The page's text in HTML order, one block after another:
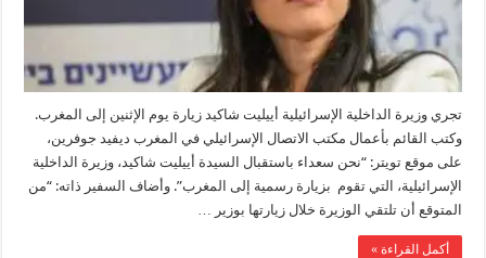
تجري وزيرة الداخلية الإسرائيلية أييليت شاكيد زيارة يوم الإثنين إلى المغرب.
وكتب القائم بأعمال مكتب الاتصال الإسرائيلي في المغرب ديفيد جوفرين،
على موقع تويتر: “نحن سعداء باستقبال السيدة أييليت شاكيد، وزيرة الداخلية
الإسرائيلية، التي تقوم بزيارة رسمية إلى المغرب”. وأضاف السفير ذاته: “من
المتوقع أن تلتقي الوزيرة خلال زيارتها بوزير …
أكمل القراءة »